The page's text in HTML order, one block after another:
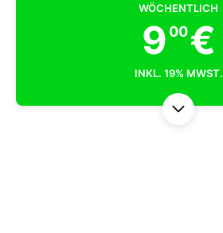
WÖCHENTLICH
9 00€
INKL. 19% MWST.